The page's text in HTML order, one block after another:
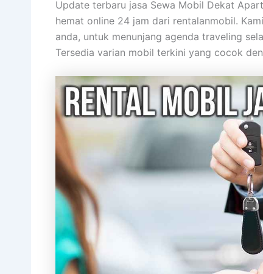
Update terbaru jasa Sewa Mobil Dekat
hemat online 24 jam dari rentalanmobil.
anda, untuk menunjang agenda traveling
Tersedia varian mobil terkini yang cocok